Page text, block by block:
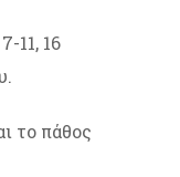
11, 16
το πάθος